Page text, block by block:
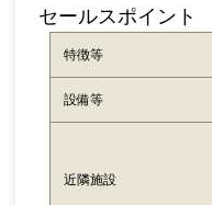
セールスポイント
特徴等
設備等
近隣施設